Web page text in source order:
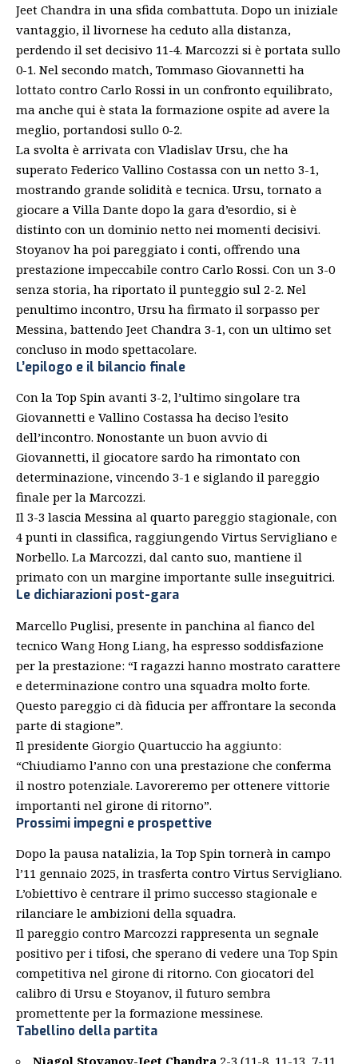
Jeet Chandra in una sfida combattuta. Dopo un iniziale
vantaggio, il livornese ha ceduto alla distanza,
perdendo il set decisivo 11-4. Marcozzi si è portata sullo
0-1. Nel secondo match, Tommaso Giovannetti ha
lottato contro Carlo Rossi in un confronto equilibrato,
ma anche qui è stata la formazione ospite ad avere la
meglio, portandosi sullo 0-2.
La svolta è arrivata con Vladislav Ursu, che ha
superato Federico Vallino Costassa con un netto 3-1,
mostrando grande solidità e tecnica. Ursu, tornato a
giocare a Villa Dante dopo la gara d’esordio, si è
distinto con un dominio netto nei momenti decisivi.
Stoyanov ha poi pareggiato i conti, offrendo una
prestazione impeccabile contro Carlo Rossi. Con un 3-0
senza storia, ha riportato il punteggio sul 2-2. Nel
penultimo incontro, Ursu ha firmato il sorpasso per
Messina, battendo Jeet Chandra 3-1, con un ultimo set
concluso in modo spettacolare.
L’epilogo e il bilancio finale
Con la Top Spin avanti 3-2, l’ultimo singolare tra
Giovannetti e Vallino Costassa ha deciso l’esito
dell’incontro. Nonostante un buon avvio di
Giovannetti, il giocatore sardo ha rimontato con
determinazione, vincendo 3-1 e siglando il pareggio
finale per la Marcozzi.
Il 3-3 lascia Messina al quarto pareggio stagionale, con
4 punti in classifica, raggiungendo Virtus Servigliano e
Norbello. La Marcozzi, dal canto suo, mantiene il
primato con un margine importante sulle inseguitrici.
Le dichiarazioni post-gara
Marcello Puglisi, presente in panchina al fianco del
tecnico Wang Hong Liang, ha espresso soddisfazione
per la prestazione: “I ragazzi hanno mostrato carattere
e determinazione contro una squadra molto forte.
Questo pareggio ci dà fiducia per affrontare la seconda
parte di stagione”.
Il presidente Giorgio Quartuccio ha aggiunto:
“Chiudiamo l’anno con una prestazione che conferma
il nostro potenziale. Lavoreremo per ottenere vittorie
importanti nel girone di ritorno”.
Prossimi impegni e prospettive
Dopo la pausa natalizia, la Top Spin tornerà in campo
l’11 gennaio 2025, in trasferta contro Virtus Servigliano.
L’obiettivo è centrare il primo successo stagionale e
rilanciare le ambizioni della squadra.
Il pareggio contro Marcozzi rappresenta un segnale
positivo per i tifosi, che sperano di vedere una Top Spin
competitiva nel girone di ritorno. Con giocatori del
calibro di Ursu e Stoyanov, il futuro sembra
promettente per la formazione messinese.
Tabellino della partita